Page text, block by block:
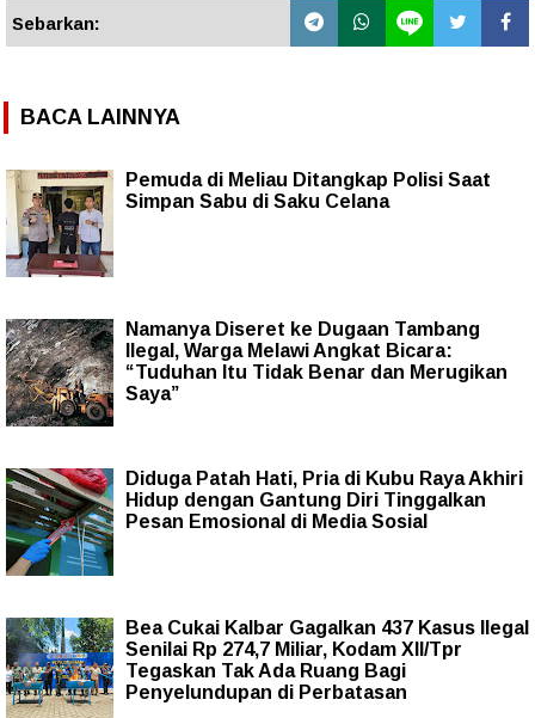
Sebarkan:
BACA LAINNYA
Pemuda di Meliau Ditangkap Polisi Saat
Simpan Sabu di Saku Celana
Namanya Diseret ke Dugaan Tambang
Ilegal, Warga Melawi Angkat Bicara:
“Tuduhan Itu Tidak Benar dan Merugikan
Saya”
Diduga Patah Hati, Pria di Kubu Raya Akhiri
Hidup dengan Gantung Diri Tinggalkan
Pesan Emosional di Media Sosial
Bea Cukai Kalbar Gagalkan 437 Kasus Ilegal
Senilai Rp 274,7 Miliar, Kodam XII/Tpr
Tegaskan Tak Ada Ruang Bagi
Penyelundupan di Perbatasan